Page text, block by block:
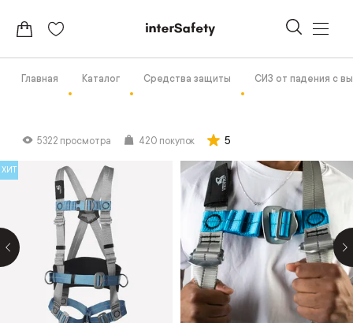
Главная Каталог Средства защиты СИЗ от падения с
5322 просмотра 420 покупок 5
ХИТ